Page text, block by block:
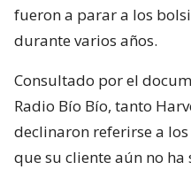
fueron a parar a los
durante varios años.
Consultado por el
Radio Bío Bío, tanto
declinaron referirse a
que su cliente aún no